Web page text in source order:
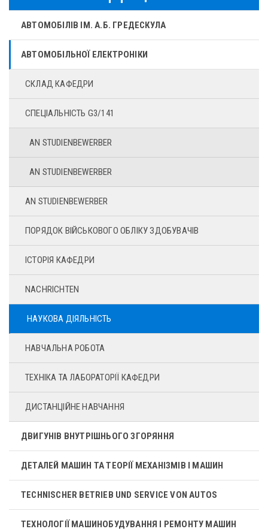
АВТОМОБІЛІВ ІМ. А.Б. ГРЕДЕСКУЛА
АВТОМОБІЛЬНОЇ ЕЛЕКТРОНІКИ
СКЛАД КАФЕДРИ
СПЕЦІАЛЬНІСТЬ G3/141
AN STUDIENBEWERBER
AN STUDIENBEWERBER
AN STUDIENBEWERBER
ПОРЯДОК ВІЙСЬКОВОГО ОБЛІКУ ЗДОБУВАЧІВ
ІСТОРІЯ КАФЕДРИ
NACHRICHTEN
НАУКОВА ДІЯЛЬНІСТЬ
НАВЧАЛЬНА РОБОТА
ТЕХНІКА ТА ЛАБОРАТОРІЇ КАФЕДРИ
ДИСТАНЦІЙНЕ НАВЧАННЯ
ДВИГУНІВ ВНУТРІШНЬОГО ЗГОРЯННЯ
ДЕТАЛЕЙ МАШИН ТА ТЕОРІЇ МЕХАНІЗМІВ І МАШИН
TECHNISCHER BETRIEB UND SERVICE VON AUTOS
ТЕХНОЛОГІЇ МАШИНОБУДУВАННЯ І РЕМОНТУ МАШИН